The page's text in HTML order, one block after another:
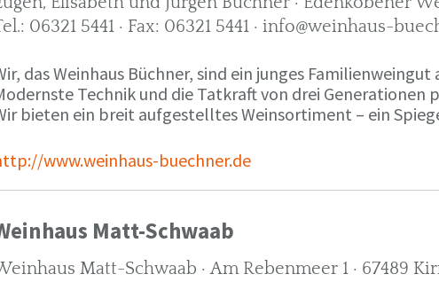
06321 5441 · Fax: 06321 5441 · info@weinhaus-
das Weinhaus Büchner, sind ein junges
Technik und die Tatkraft von drei Generationen
bieten ein breit aufgestelltes Weinsortiment – ein
www.weinhaus-buechner.de
Matt-Schwaab
Matt-Schwaab · Am Rebenmeer 1 · 67489